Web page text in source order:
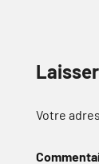
Votre